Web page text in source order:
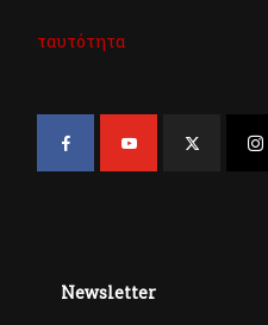
ταυτότητα
Newsletter